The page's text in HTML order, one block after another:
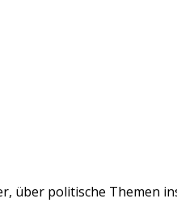
über politische Themen